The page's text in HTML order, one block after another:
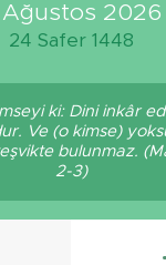
2026
24 Safer 1448
ki: Dini inkâr
Ve (o kimse)
bulunmaz.
2-3)